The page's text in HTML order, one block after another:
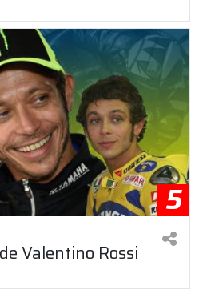
5
Valentino Rossi